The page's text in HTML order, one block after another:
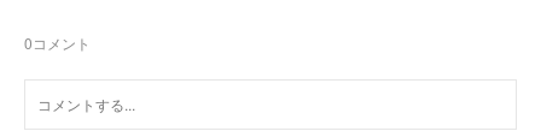
0コメント